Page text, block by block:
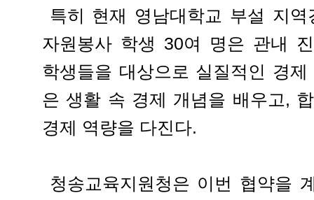
특히 현재 영남대학교 부설 지
자원봉사 학생 30여 명은 관내
학생들을 대상으로 실질적인 경
은 생활 속 경제 개념을 배우고,
경제 역량을 다진다.
청송교육지원청은 이번 협약을